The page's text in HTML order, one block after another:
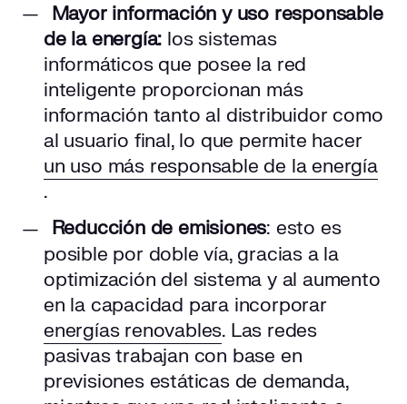
Mayor información y uso responsable
de la energía: los sistemas
informáticos que posee la red
inteligente proporcionan más
información tanto al distribuidor como
al usuario final, lo que permite hacer
un uso más responsable de la energía
.
Reducción de emisiones: esto es
posible por doble vía, gracias a la
optimización del sistema y al aumento
en la capacidad para incorporar
energías renovables. Las redes
pasivas trabajan con base en
previsiones estáticas de demanda,